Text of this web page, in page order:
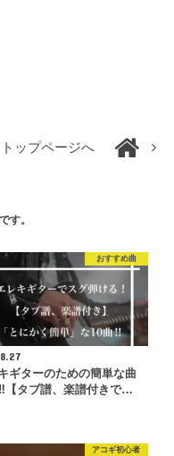
トップページへ
す。
おすすめ曲
ギターのための簡単な曲
【タブ譜、楽譜付きで…
アコギ初心者